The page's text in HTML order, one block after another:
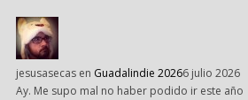
jesusasecas en Guadalindie 20266 julio 2026
Ay. Me supo mal no haber podido ir este año